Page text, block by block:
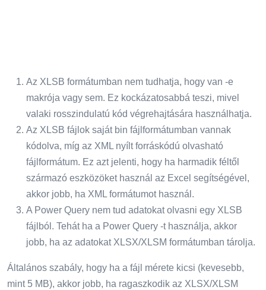
Az XLSB formátumban nem tudhatja, hogy van -e
makrója vagy sem. Ez kockázatosabbá teszi, mivel
valaki rosszindulatú kód végrehajtására használhatja.
Az XLSB fájlok saját bin fájlformátumban vannak
kódolva, míg az XML nyílt forráskódú olvasható
fájlformátum. Ez azt jelenti, hogy ha harmadik féltől
származó eszközöket használ az Excel segítségével,
akkor jobb, ha XML formátumot használ.
A Power Query nem tud adatokat olvasni egy XLSB
fájlból. Tehát ha a Power Query -t használja, akkor
jobb, ha az adatokat XLSX/XLSM formátumban tárolja.
Általános szabály, hogy ha a fájl mérete kicsi (kevesebb,
mint 5 MB), akkor jobb, ha ragaszkodik az XLSX/XLSM